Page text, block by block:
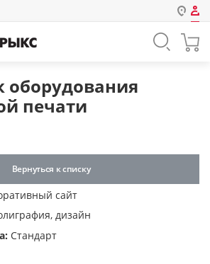
Беларусь
Авторизация
Логин
Запомнить меня на этом
компьютере
Забыли свой пароль?
оборудования
печати
Вернуться к списку
сайт
дизайн
Стандарт